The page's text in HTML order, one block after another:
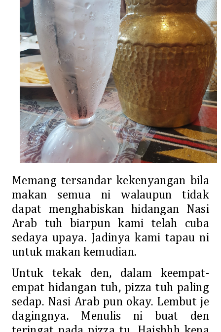
Memang tersandar kekenyangan bila
makan semua ni walaupun tidak
dapat menghabiskan hidangan Nasi
Arab tuh biarpun kami telah cuba
sedaya upaya. Jadinya kami tapau ni
untuk makan kemudian.
Untuk tekak den, dalam keempat-
empat hidangan tuh, pizza tuh paling
sedap. Nasi Arab pun okay. Lembut je
dagingnya. Menulis ni buat den